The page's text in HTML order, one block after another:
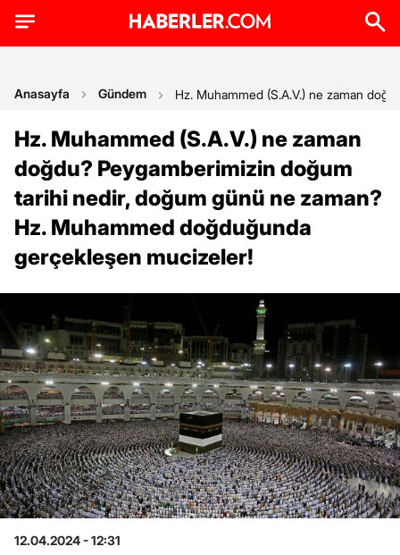
Anasayfa Gündem Hz. Muhammed (S.A.V.) ne zaman
Hz. Muhammed (S.A.V.) ne zaman
doğdu? Peygamberimizin doğum
tarihi nedir, doğum günü ne zaman?
Hz. Muhammed doğduğunda
gerçekleşen mucizeler!
12.04.2024 - 12:31